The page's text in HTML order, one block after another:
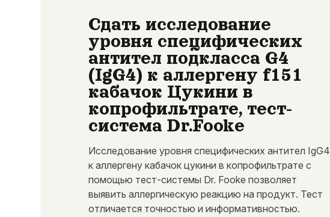
Сдать исследование
уровня специфических
антител подкласса G4
(IgG4) к аллергену f151
кабачок Цукини в
копрофильтрате, тест-
система Dr.Fooke
Исследование уровня специфических антител IgG4
к аллергену кабачок цукини в копрофильтрате с
помощью тест-системы Dr. Fooke позволяет
выявить аллергическую реакцию на продукт. Тест
отличается точностью и информативностью.